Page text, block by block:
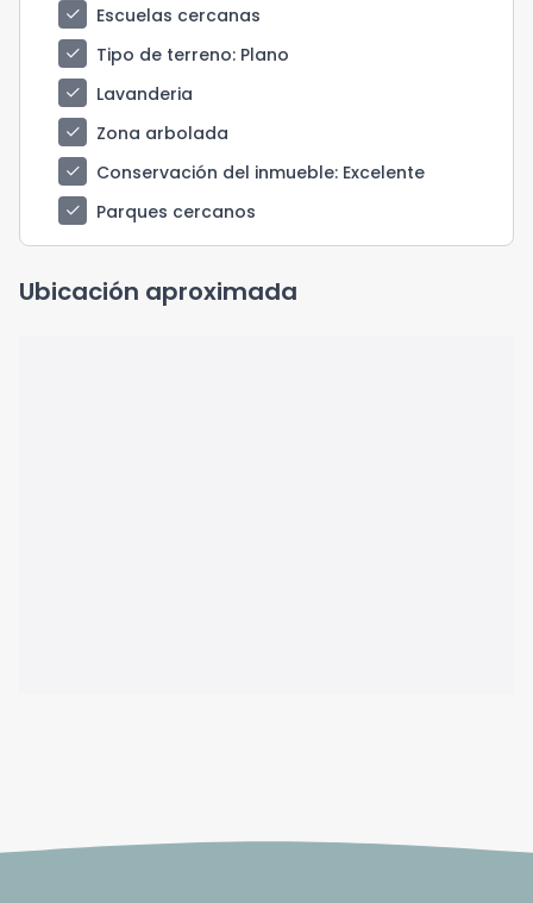
check
Escuelas cercanas
check
Tipo de terreno: Plano
check
Lavanderia
check
Zona arbolada
check
Conservación del inmueble: Excelente
check
Parques cercanos
Ubicación aproximada